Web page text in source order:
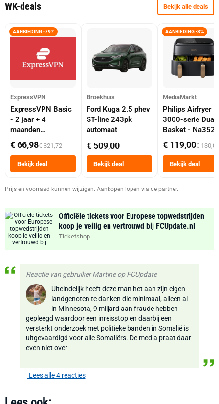
WK-deals Bekijk alle deals
AANBIEDING -79%
ExpressVPN
ExpressVPN Basic
- 2 jaar + 4
maanden
abonnement
€ 66,98€ 321,72
Bekijk deal
Broekhuis
Ford Kuga 2.5 phev
ST-line 243pk
automaat
€ 509,00
Bekijk deal
AANBIEDING -8%
MediaMarkt
Philips Airfryer
3000-serie Dual
Basket -
Dubbele Mand 9
Tot 6 Personen
Heteluchtfriteuse
Zwart
€ 119,00€ 130,00
Bekijk deal
Prijs en voorraad kunnen wijzigen. Aankopen lopen via de partner.
Officiële tickets voor Europese topwedstrijden
koop je veilig en vertrouwd bij FCUpdate.nl
Ticketshop
Reactie van gebruiker Martine op FCUpdate
Uiteindelijk heeft deze man het aan zijn eigen
landgenoten te danken die minimaal, alleen al
in Minnesota, 9 miljard aan fraude hebben
gepleegd waardoor een inreisstop en daarbij een
versterkt onderzoek met politieke banden in Somalië is
uitgevaardigd voor alle Somaliërs. De media praat daar
even niet over
Lees alle 4 reacties